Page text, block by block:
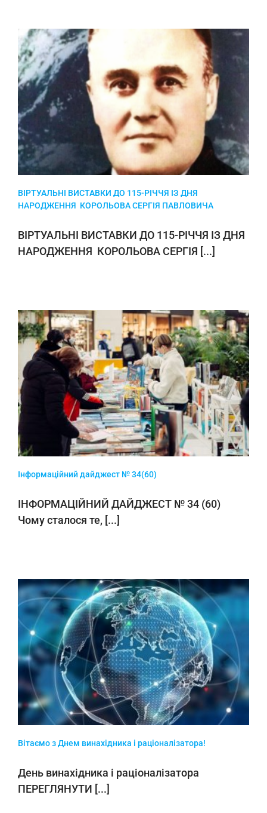
ВІРТУАЛЬНІ ВИСТАВКИ ДО 115-РІЧЧЯ ІЗ ДНЯ
НАРОДЖЕННЯ КОРОЛЬОВА СЕРГІЯ ПАВЛОВИЧА
ВІРТУАЛЬНІ ВИСТАВКИ ДО 115-РІЧЧЯ ІЗ ДНЯ
НАРОДЖЕННЯ КОРОЛЬОВА СЕРГІЯ [...]
Інформаційний дайджест № 34(60)
ІНФОРМАЦІЙНИЙ ДАЙДЖЕСТ № 34 (60)
Чому сталося те, [...]
Вітаємо з Днем винахідника і раціоналізатора!
День винахідника і раціоналізатора
ПЕРЕГЛЯНУТИ [...]